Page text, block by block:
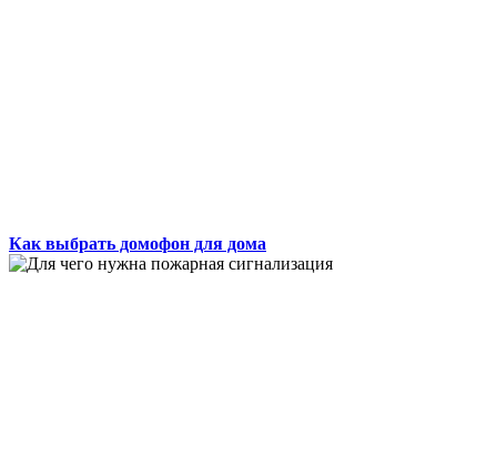
Как выбрать домофон для дома